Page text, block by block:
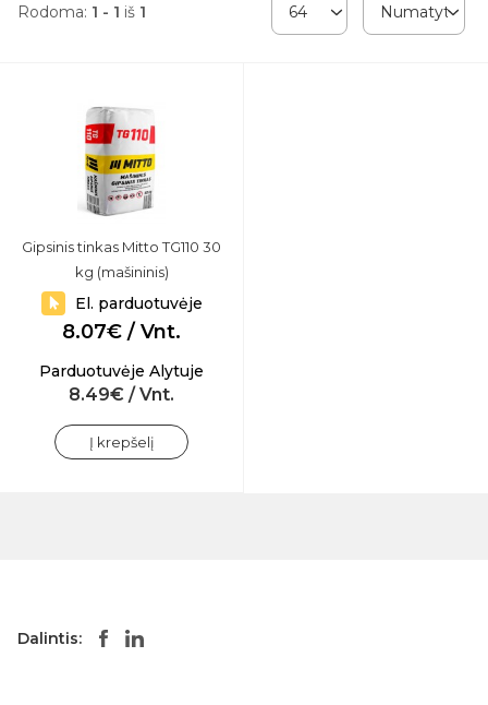
Rodoma: 1 - 1 iš 1
Gipsinis tinkas Mitto TG110 30
kg (mašininis)
El. parduotuvėje
8.07€ / Vnt.
Parduotuvėje Alytuje
8.49€ / Vnt.
Į krepšelį
Dalintis: